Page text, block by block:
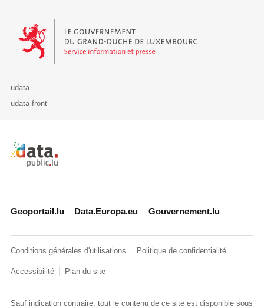
Le Gouvernement du Grand-Duché de Luxembourg - Service
udata
udata-front
Retour à l'accueil de data.public.lu
Geoportail.lu Data.Europa.eu Gouvernement.lu
Conditions générales d'utilisations Politique de confidentialité
Accessibilité Plan du site
Sauf indication contraire, tout le contenu de ce site est disponible sous